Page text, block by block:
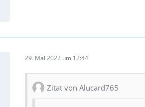
29. Mai 2022 um 12:44
Zitat von Alucard765